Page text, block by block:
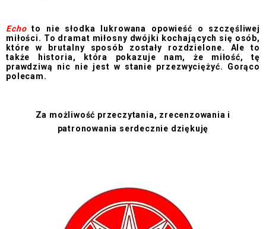
Echoto nie słodka lukrowana opowieść o szczęśliwej
miłości. To dramat miłosny dwójki kochających się osób,
które w brutalny sposób zostały rozdzielone. Ale to
także historia, która pokazuje nam, że miłość, tę
prawdziwą nic nie jest w stanie przezwyciężyć. Gorąco
polecam.
Za możliwość przeczytania, zrecenzowania i
patronowania serdecznie dziękuję